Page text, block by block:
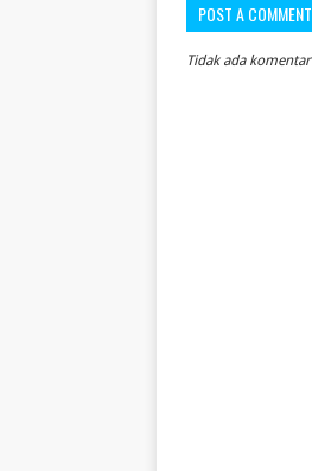
POST A COMMENT
Tidak ada komentar